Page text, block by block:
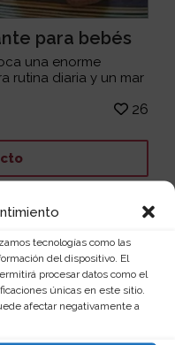
tecnologías como las
del dispositivo. El
procesar datos como el
únicas en este sitio.
afectar negativamente a
para bebés
una enorme
rutina diaria y un mar
26